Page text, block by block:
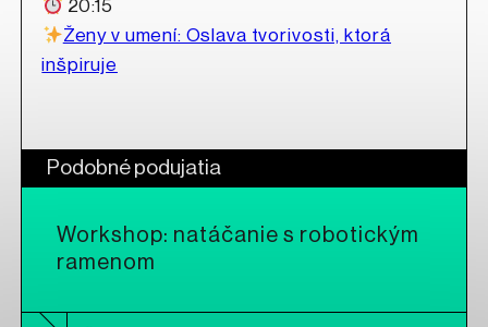
20:15
Ženy v umení: Oslava tvorivosti, ktorá
inšpiruje
Podobné podujatia
Workshop: natáčanie s robotickým
ramenom